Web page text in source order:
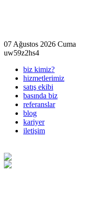
07 Ağustos 2026 Cuma
uw59z2hs4
biz kimiz?
hizmetlerimiz
satış ekibi
basında biz
referanslar
blog
kariyer
iletişim